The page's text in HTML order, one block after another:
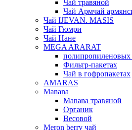
Чай травяной
Чай Армчай
Чай IJEVAN. MASIS
Чай Гюмри
Чай Нане
MEGA ARARAT
полипропиленовых
Фильтр-пакетах
Чай в гофропакетах
AMARAS
Manana
Manana травяной
Органик
Весовой
Meron berry чай